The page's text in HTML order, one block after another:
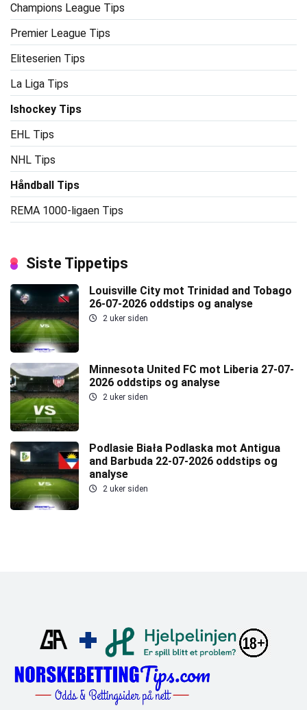
Champions League Tips
Premier League Tips
Eliteserien Tips
La Liga Tips
Ishockey Tips
EHL Tips
NHL Tips
Håndball Tips
REMA 1000-ligaen Tips
Siste Tippetips
Louisville City mot Trinidad and Tobago
26-07-2026 oddstips og analyse
2 uker siden
Minnesota United FC mot Liberia 27-07-
2026 oddstips og analyse
2 uker siden
Podlasie Biała Podlaska mot Antigua
and Barbuda 22-07-2026 oddstips og
analyse
2 uker siden